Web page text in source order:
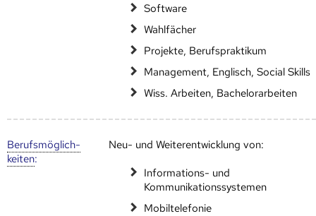
Software
Wahlfächer
Projekte, Berufspraktikum
Management, Englisch, Social Skills
Wiss. Arbeiten, Bachelorarbeiten
Berufs­möglich­
keiten:
Neu- und Weiterentwicklung von:
Informations- und
Kommunikationssystemen
Mobiltelefonie